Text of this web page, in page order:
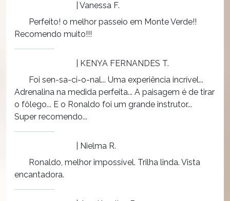
| Vanessa F.
Perfeito! o melhor passeio em Monte Verde!!
Recomendo muito!!!
| KENYA FERNANDES T.
Foi sen-sa-ci-o-nal... Uma experiência incrível...
Adrenalina na medida perfeita... A paisagem é de tirar
o fôlego... E o Ronaldo foi um grande instrutor...
Super recomendo...
| Nielma R.
Ronaldo, melhor impossível. Trilha linda. Vista
encantadora.